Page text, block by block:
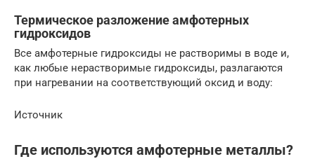
Термическое разложение амфотерных
гидроксидов
Все амфотерные гидроксиды не растворимы в воде и,
как любые нерастворимые гидроксиды, разлагаются
при нагревании на соответствующий оксид и воду:
Источник
Где используются амфотерные металлы?